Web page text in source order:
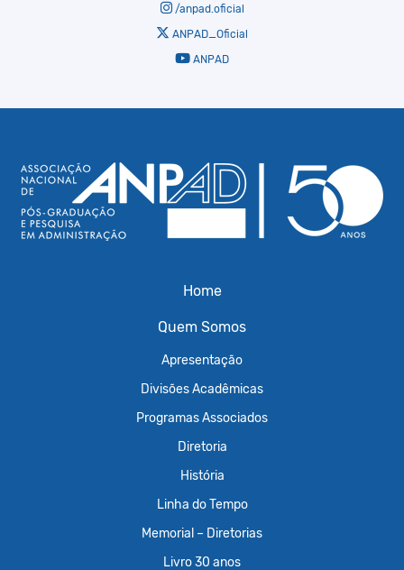
/anpad.oficial
ANPAD_Oficial
ANPAD
Home
Quem Somos
Apresentação
Divisões Acadêmicas
Programas Associados
Diretoria
História
Linha do Tempo
Memorial – Diretorias
Livro 30 anos